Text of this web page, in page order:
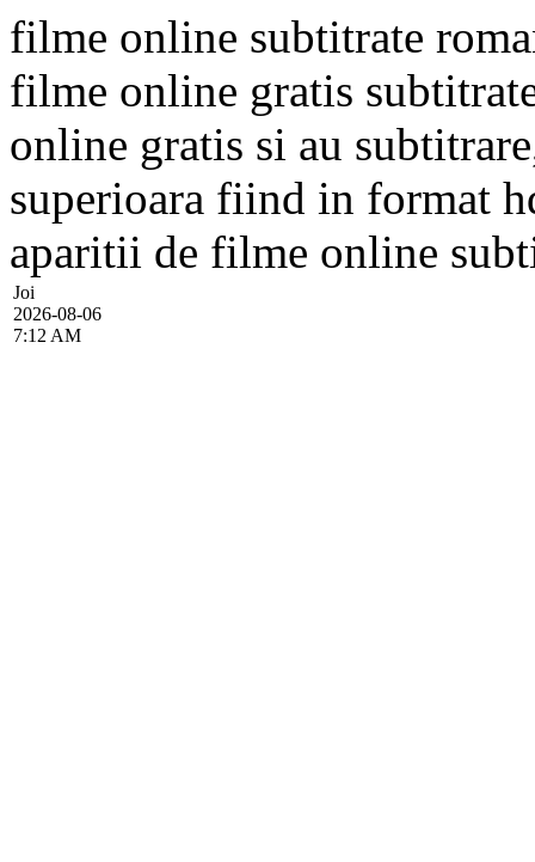
filme online subtitrate
filme online gratis
online gratis si au
superioara fiind in format
aparitii de filme online
Joi
2026-08-06
7:12 AM